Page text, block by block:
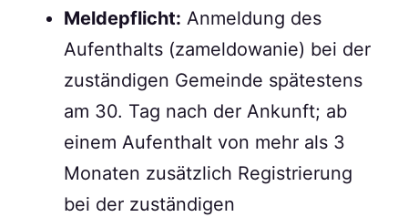
Meldepflicht: Anmeldung des
Aufenthalts (zameldowanie) bei der
zuständigen Gemeinde spätestens
am 30. Tag nach der Ankunft; ab
einem Aufenthalt von mehr als 3
Monaten zusätzlich Registrierung
bei der zuständigen